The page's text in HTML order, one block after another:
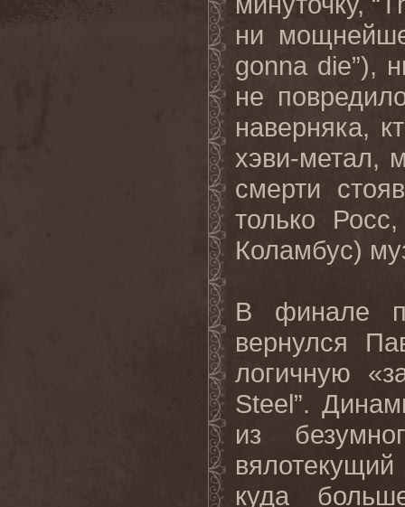
ни
gonna die”),
не
наверняка,
хэви-метал,
смерти
только
Коламбус)
В финале
вернулся
логичную
Steel”.
из
куда